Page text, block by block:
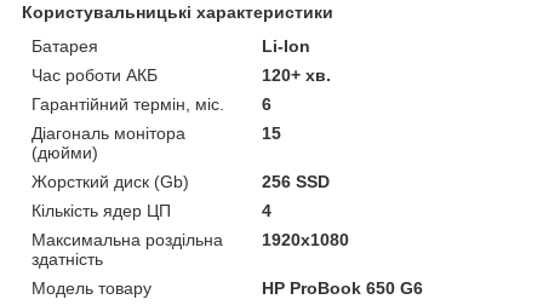
Користувальницькі характеристики
Батарея
Li-Ion
Час роботи АКБ
120+ хв.
Гарантійний термін, міс.
6
Діагональ монітора
(дюйми)
15
Жорсткий диск (Gb)
256 SSD
Кількість ядер ЦП
4
Максимальна роздільна
здатність
1920x1080
Модель товару
HP ProBook 650 G6